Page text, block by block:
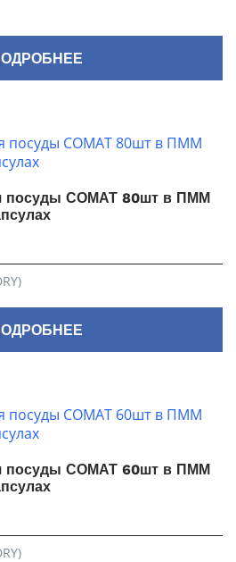
посуды СОМАТ 80шт в ПММ
посуды СОМАТ 60шт в ПММ